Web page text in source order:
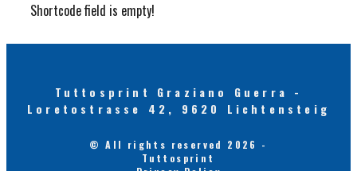
Shortcode field is empty!
Tuttosprint Graziano Guerra -
Loretostrasse 42, 9620 Lichtensteig
© All rights reserved 2026 -
Tuttosprint